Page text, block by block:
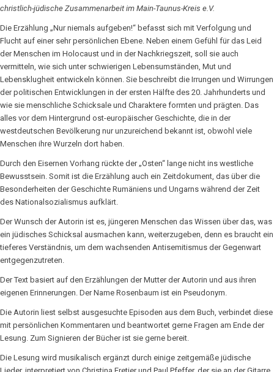
christlich-jüdische Zusammenarbeit im Main-Taunus-Kreis e.V.
Die Erzählung „Nur niemals aufgeben!“ befasst sich mit Verfolgung und
Flucht auf einer sehr persönlichen Ebene. Neben einem Gefühl für das Leid
der Menschen im Holocaust und in der Nachkriegszeit, soll sie auch
vermitteln, wie sich unter schwierigen Lebensumständen, Mut und
Lebensklugheit entwickeln können. Sie beschreibt die Irrungen und Wirrungen
der politischen Entwicklungen in der ersten Hälfte des 20. Jahrhunderts und
wie sie menschliche Schicksale und Charaktere formten und prägten. Das
alles vor dem Hintergrund ost-europäischer Geschichte, die in der
westdeutschen Bevölkerung nur unzureichend bekannt ist, obwohl viele
Menschen ihre Wurzeln dort haben.
Durch den Eisernen Vorhang rückte der „Osten“ lange nicht ins westliche
Bewusstsein. Somit ist die Erzählung auch ein Zeitdokument, das über die
Besonderheiten der Geschichte Rumäniens und Ungarns während der Zeit
des Nationalsozialismus aufklärt.
Der Wunsch der Autorin ist es, jüngeren Menschen das Wissen über das, was
ein jüdisches Schicksal ausmachen kann, weiterzugeben, denn es braucht ein
tieferes Verständnis, um dem wachsenden Antisemitismus der Gegenwart
entgegenzutreten.
Der Text basiert auf den Erzählungen der Mutter der Autorin und aus ihren
eigenen Erinnerungen. Der Name Rosenbaum ist ein Pseudonym.
Die Autorin liest selbst ausgesuchte Episoden aus dem Buch, verbindet diese
mit persönlichen Kommentaren und beantwortet gerne Fragen am Ende der
Lesung. Zum Signieren der Bücher ist sie gerne bereit.
Die Lesung wird musikalisch ergänzt durch einige zeitgemäße jüdische